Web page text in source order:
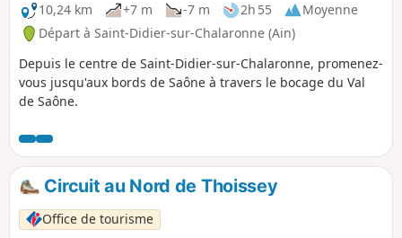
10,24 km
+7 m -7 m 2h 55
Moyenne
Départ à Saint-Didier-sur-Chalaronne (Ain)
Depuis le centre de Saint-Didier-sur-Chalaronne, promenez-
vous jusqu'aux bords de Saône à travers le bocage du Val
de Saône.
Circuit au Nord de Thoissey
Office de tourisme